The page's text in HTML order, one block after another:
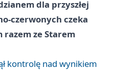
dla przyszłej
czerwonych czeka
ze Starem
kontrolę nad wynikiem